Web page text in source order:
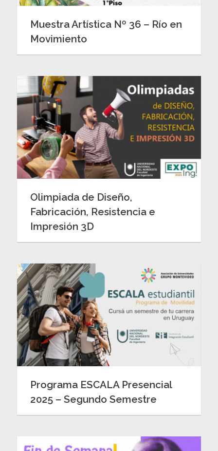
Muestra Artística Nº 36 – Río en
Movimiento
Olimpiada de Diseño,
Fabricación, Resistencia e
Impresión 3D
Programa ESCALA Presencial
2025 – Segundo Semestre